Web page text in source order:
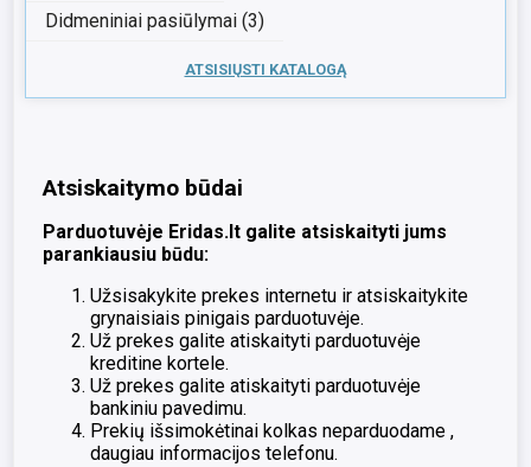
Didmeniniai pasiūlymai (3)
ATSISIŲSTI KATALOGĄ
Atsiskaitymo būdai
Parduotuvėje Eridas.lt galite atsiskaityti jums
parankiausiu būdu:
Užsisakykite prekes internetu ir atsiskaitykite
grynaisiais pinigais parduotuvėje.
Už prekes galite atiskaityti parduotuvėje
kreditine kortele.
Už prekes galite atiskaityti parduotuvėje
bankiniu pavedimu.
Prekių išsimokėtinai kolkas neparduodame ,
daugiau informacijos telefonu.